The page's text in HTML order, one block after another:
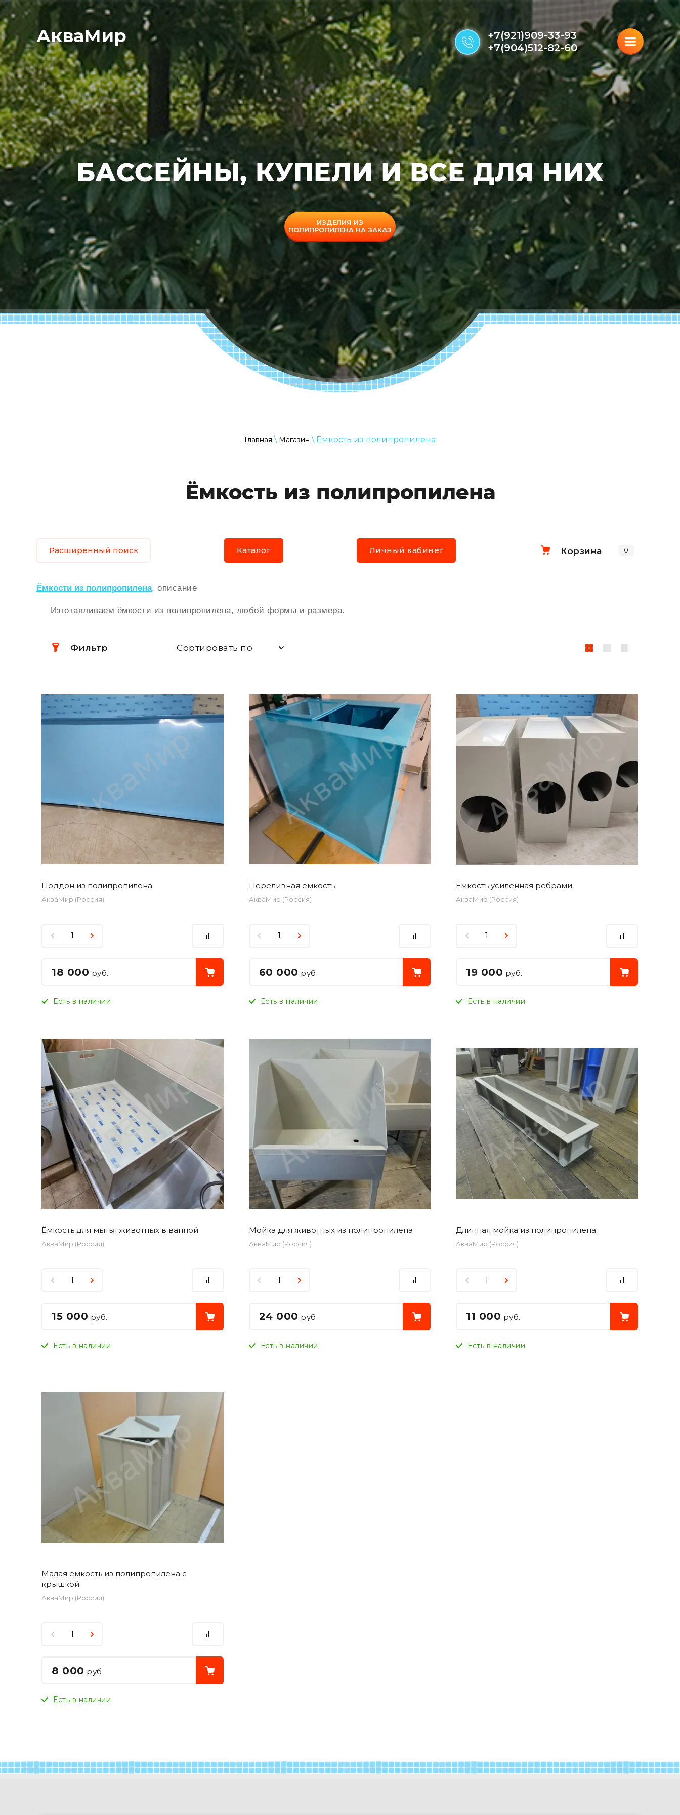
АкваМир
+7(921)909-33-93
+7(904)512-82-60
БАССЕЙНЫ, КУПЕЛИ И ВСЕ ДЛЯ НИХ
ИЗДЕЛИЯ ИЗ
ПОЛИПРОПИЛЕНА НА ЗАКАЗ
Главная \ Магазин \ Ёмкость из полипропилена
Ёмкость из полипропилена
Расширенный поиск Каталог Личный кабинет Корзина 0
Ёмкости из полипропилена, описание
Изготавливаем ёмкости из полипропилена, любой формы и размера.
Фильтр Сортировать по
Поддон из полипропилена
АкваМир (Россия)
18 000 руб.
Есть в наличии
Переливная емкость
АкваМир (Россия)
60 000 руб.
Есть в наличии
Емкость усиленная ребрами
АкваМир (Россия)
19 000 руб.
Есть в наличии
Ёмкость для мытья животных в ванной
АкваМир (Россия)
15 000 руб.
Есть в наличии
Мойка для животных из полипропилена
АкваМир (Россия)
24 000 руб.
Есть в наличии
Длинная мойка из полипропилена
АкваМир (Россия)
11 000 руб.
Есть в наличии
Малая емкость из полипропилена с
крышкой
АкваМир (Россия)
8 000 руб.
Есть в наличии